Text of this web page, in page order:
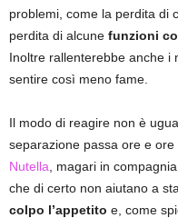
problemi, come la perdita di
perdita di alcune funzioni
Inoltre rallenterebbe anche i
sentire così meno fame.
Il modo di reagire non è
separazione passa ore e ore
Nutella , magari in
che di certo non aiutano a
colpo l’appetito e, come